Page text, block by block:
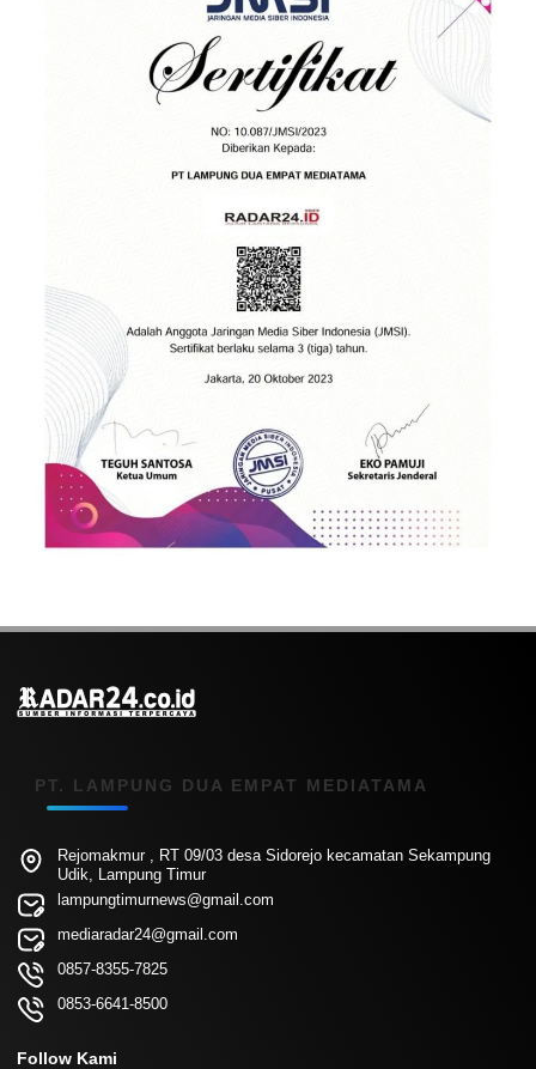
PT. LAMPUNG DUA EMPAT MEDIATAMA
Rejomakmur , RT 09/03 desa Sidorejo kecamatan Sekampung
Udik, Lampung Timur
lampungtimurnews@gmail.com
mediaradar24@gmail.com
0857-8355-7825
0853-6641-8500
Follow Kami